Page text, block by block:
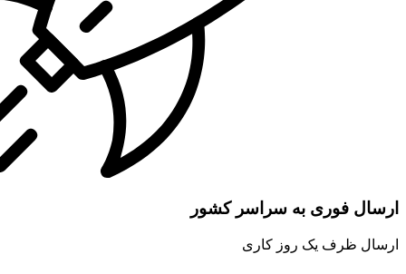
ارسال فوری به سراسر کشور
ارسال ظرف یک روز کاری